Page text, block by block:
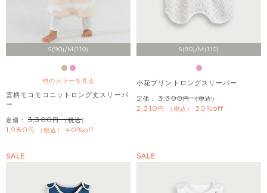
S(90)/M(110)
他のカラーを見る
雲柄モコモコニットロング丈スリーパ
ー
定価： 3,300 （税込）
1,980 税込 40%off
S(90)/M(110)
小花プリントロングスリーパー
定価： 3,300 （税込）
2,310 税込 30%off
SALE SALE